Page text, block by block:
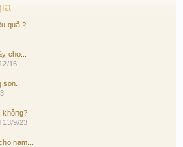
quả ?
cho...
16
không?
13/9/23
nam...